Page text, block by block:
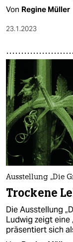
Von Regine Müller
23.1.2023
Ausstellung „Die
Trockene
Die Ausstellung
Ludwig zeigt eine
präsentiert sich